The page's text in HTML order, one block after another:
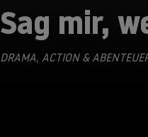
Sag mir,
DRAMA, ACTION &